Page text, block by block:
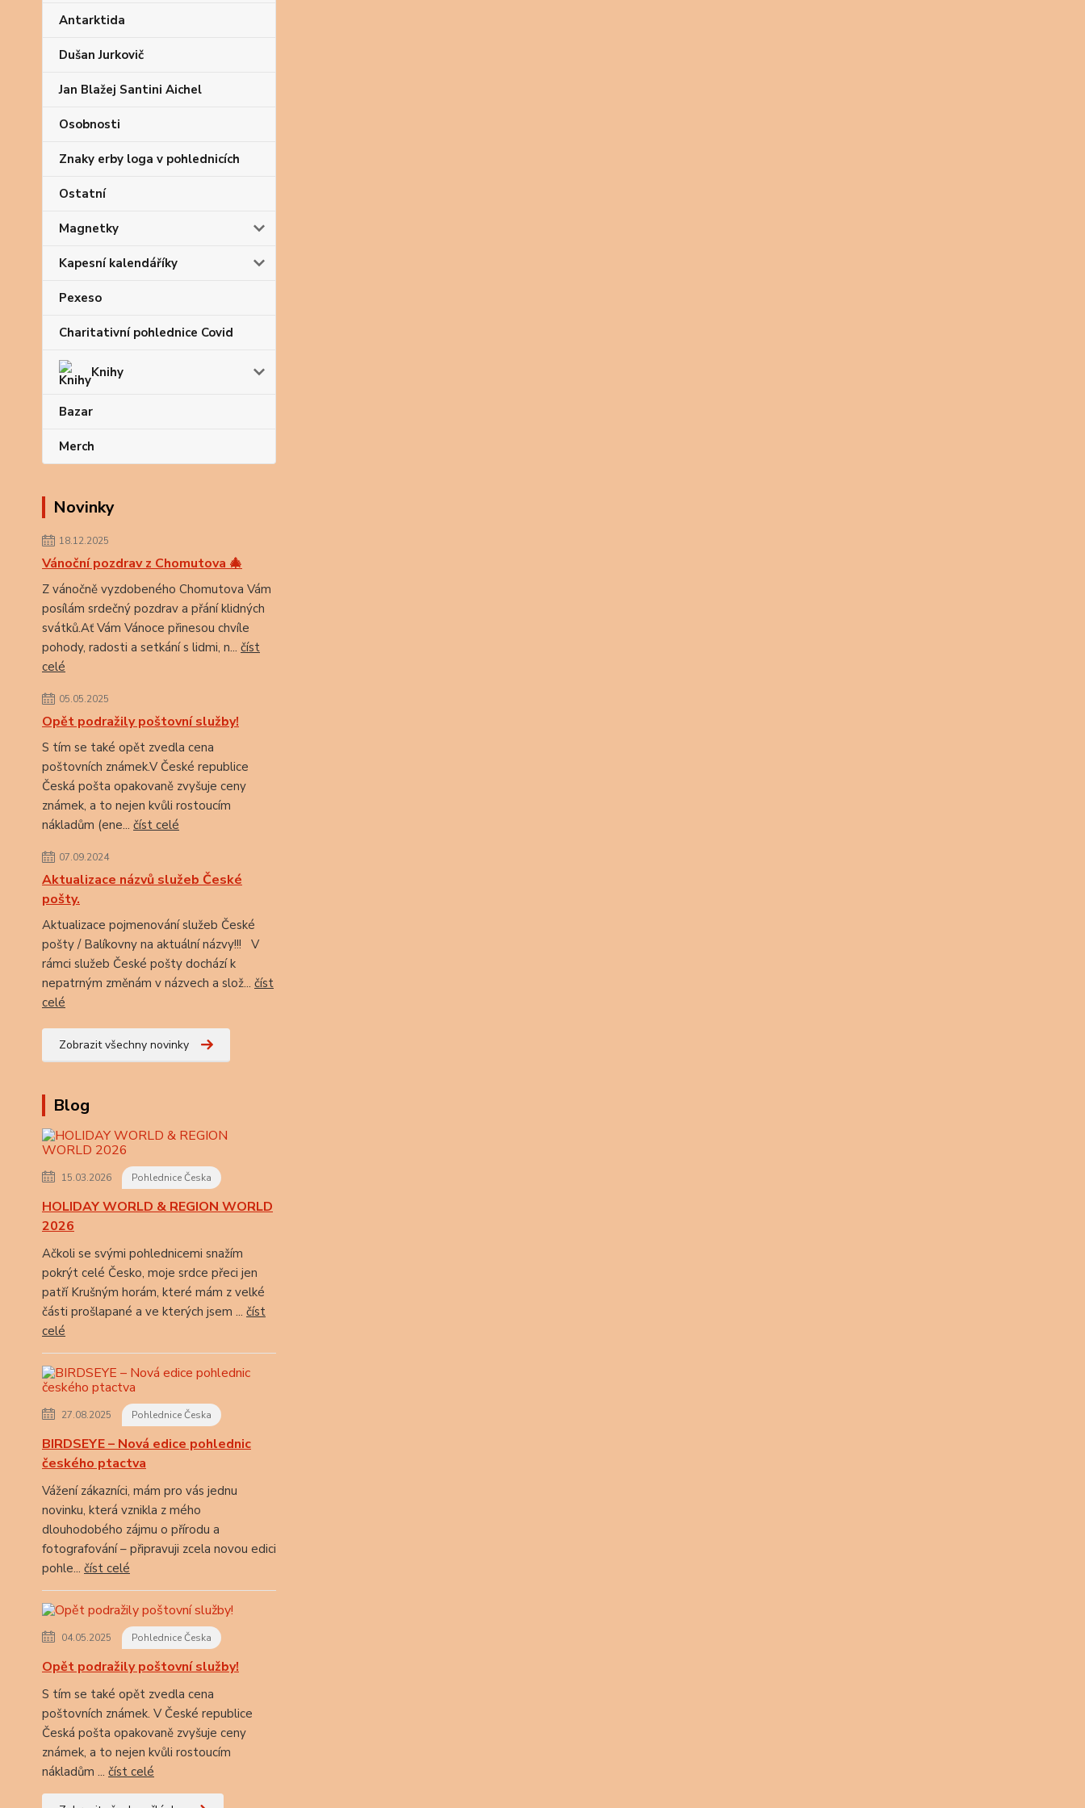
Antarktida
Dušan Jurkovič
Jan Blažej Santini Aichel
Osobnosti
Znaky erby loga v pohlednicích
Ostatní
Magnetky
Kapesní kalendáříky
Pexeso
Charitativní pohlednice Covid
Knihy
Bazar
Merch
Novinky
18.12.2025
Vánoční pozdrav z Chomutova 🎄
Z vánočně vyzdobeného Chomutova Vám
posílám srdečný pozdrav a přání klidných
svátků.Ať Vám Vánoce přinesou chvíle
pohody, radosti a setkání s lidmi, n... číst
celé
05.05.2025
Opět podražily poštovní služby!
S tím se také opět zvedla cena
poštovních známek.V České republice
Česká pošta opakovaně zvyšuje ceny
známek, a to nejen kvůli rostoucím
nákladům (ene... číst celé
07.09.2024
Aktualizace názvů služeb České
pošty.
Aktualizace pojmenování služeb České
pošty / Balíkovny na aktuální názvy!!! V
rámci služeb České pošty dochází k
nepatrným změnám v názvech a slož... číst
celé
Zobrazit všechny novinky
Blog
15.03.2026 Pohlednice Česka
HOLIDAY WORLD & REGION WORLD
2026
Ačkoli se svými pohlednicemi snažím
pokrýt celé Česko, moje srdce přeci jen
patří Krušným horám, které mám z velké
části prošlapané a ve kterých jsem ... číst
celé
27.08.2025 Pohlednice Česka
BIRDSEYE – Nová edice pohlednic
českého ptactva
Vážení zákazníci, mám pro vás jednu
novinku, která vznikla z mého
dlouhodobého zájmu o přírodu a
fotografování – připravuji zcela novou edici
pohle... číst celé
04.05.2025 Pohlednice Česka
Opět podražily poštovní služby!
S tím se také opět zvedla cena
poštovních známek. V České republice
Česká pošta opakovaně zvyšuje ceny
známek, a to nejen kvůli rostoucím
nákladům ... číst celé